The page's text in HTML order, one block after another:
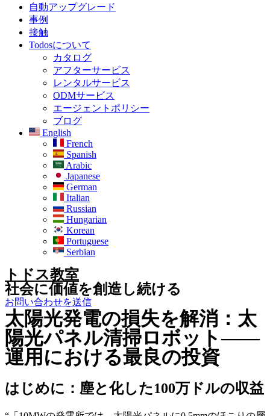
自動アップグレード
事例
接触
Todosについて
カタログ
アフターサービス
レンタルサービス
ODMサービス
エージェントポリシー
ブログ
English
French
Spanish
Arabic
Japanese
German
Italian
Russian
Hungarian
Korean
Portuguese
Serbian
トドス教室
社会に価値を創造し続ける
お問い合わせを送信
太陽光発電の損失を解消：太
陽光パネル清掃ロボット――
運用における最良の投資
はじめに：塵と化した100万ドルの収益